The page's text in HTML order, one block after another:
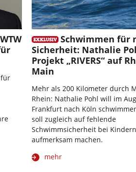
für
Schwimmen für
Sicherheit: Nathalie
Projekt „RIVERS“ auf
Main
Mehr als 200 Kilometer durch
Rhein: Nathalie Pohl will im
Frankfurt nach Köln
soll zugleich auf fehlende
Schwimmsicherheit bei Kindern
aufmerksam machen.
mehr